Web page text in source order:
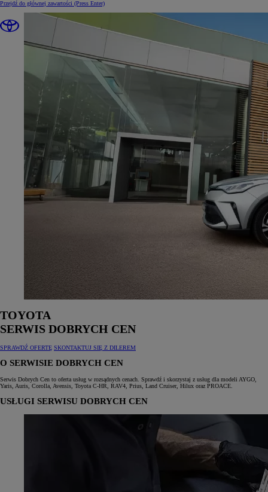
Przejdź do głównej zawartości (Press Enter)
TOYOTA
SERWIS DOBRYCH CEN
SPRAWDŹ OFERTĘ SKONTAKTUJ SIĘ Z DILEREM
O SERWISIE DOBRYCH CEN
Serwis Dobrych Cen to oferta usług w rozsądnych cenach. Sprawdź i skorzystaj z usług dla modeli AYGO,
Yaris, Auris, Corolla, Avensis, Toyota C‑HR, RAV4, Prius, Land Cruiser, Hilux oraz PROACE.
USŁUGI SERWISU DOBRYCH CEN